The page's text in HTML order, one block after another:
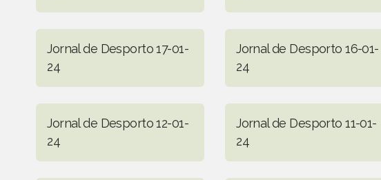
Jornal de Desporto 17-01-
24
Jornal de Desporto 16-01-
24
Jornal de Desporto 12-01-
24
Jornal de Desporto 11-01-
24